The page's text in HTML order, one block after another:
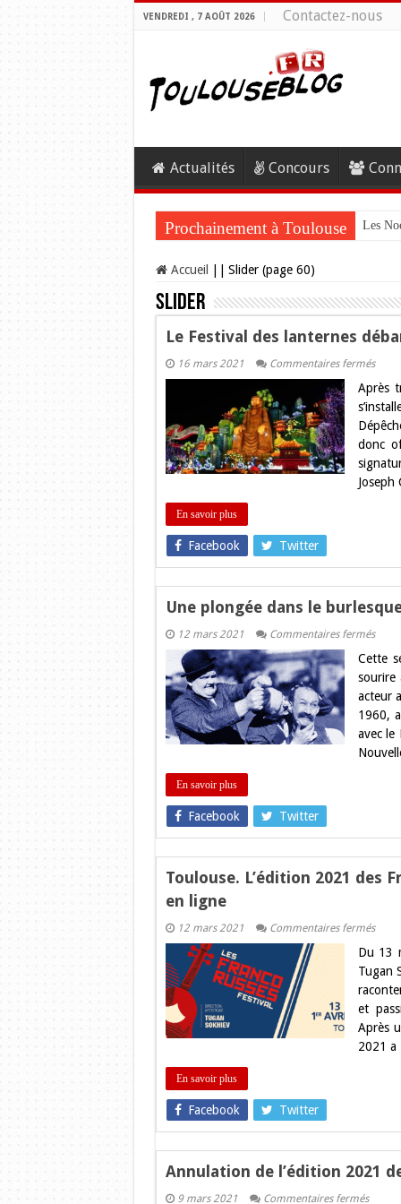
VENDREDI , 7 AOÛT 2026 Contactez-nous
Actualités Concours
Prochainement à Toulouse Les
Accueil Slider (page 60)
Slider
Le Festival des lanternes
16 mars 2021 Commentaires ferméssur
des
à
Après
donc
Joseph
En savoir plus
Facebook Twitter
Une plongée dans le
12 mars 2021 Commentaires ferméssur
dans
le
avec
la
Cette
sourire
acteur
1960,
avec le
En savoir plus
Facebook Twitter
Toulouse. L’édition 2021 des
en ligne
12 mars 2021 Commentaires ferméssur
2021
des
vous
Du 13
Tugan
et
Après
2021 a
En savoir plus
Facebook Twitter
Annulation de l’édition 2021
9 mars 2021 Commentaires ferméssur